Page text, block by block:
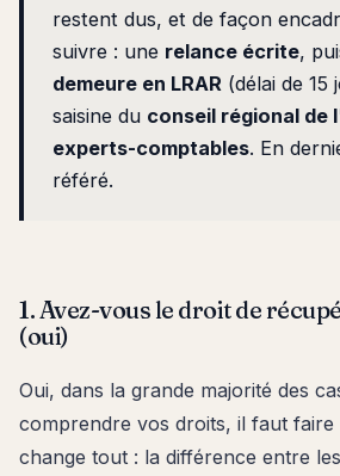
restent dus, et de façon
suivre : une relance écrite,
demeure en LRAR (délai de 15
saisine du conseil régional de
experts-comptables. En
référé.
1. Avez-vous le droit de
(oui)
Oui, dans la grande majorité des
comprendre vos droits, il faut faire
change tout : la différence entre les